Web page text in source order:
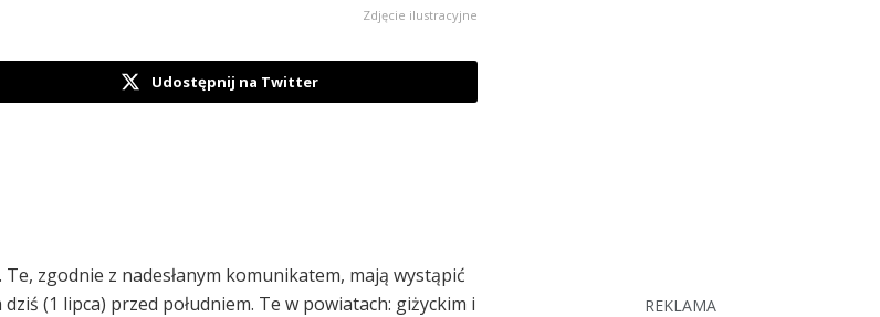
Zdjęcie ilustracyjne
Udostępnij na Twitter
zgodnie z nadesłanym komunikatem, mają wystąpić
(1 lipca) przed południem. Te w powiatach: giżyckim i
REKLAMA